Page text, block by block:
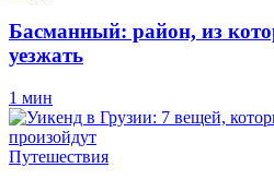
Басманный: район, из
уезжать
1 мин
Путешествия